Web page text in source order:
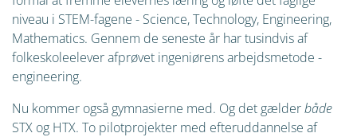
niveau i STEM-fagene - Science, Technology, Engineering,
Mathematics. Gennem de seneste år har tusindvis af
folkeskoleelever afprøvet ingeniørens arbejdsmetode -
engineering.
Nu kommer også gymnasierne med. Og det gælderbåde
STX og HTX. To pilotprojekter med efteruddannelse af